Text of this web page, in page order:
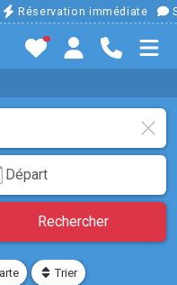
Réservation immédiate
Rechercher
Trier